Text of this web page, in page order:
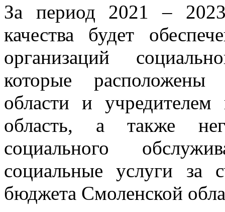
За период 2021 – 2023
качества будет
организаций
которые
области и учредителем
область, а также
социального
социальные услуги за
бюджета Смоленской